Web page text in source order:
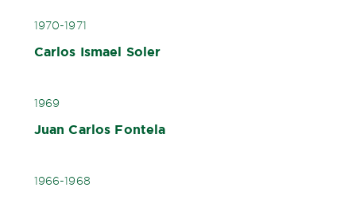
1970-1971
Carlos Ismael Soler
1969
Juan Carlos Fontela
1966-1968